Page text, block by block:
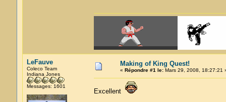
LeFauve
Coleco Team
Indiana Jones
Messages: 1601
Making of King Quest!
« Répondre #1 le:Mars 29, 2008, 18:27:21
Excellent